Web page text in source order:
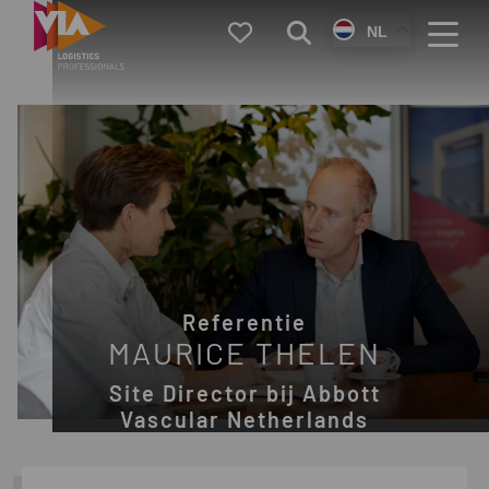
VIA
Logistics
FavorietenZoekenNL
Referentie
MAURICE THELEN
Site Director bij Abbott
Vascular Netherlands